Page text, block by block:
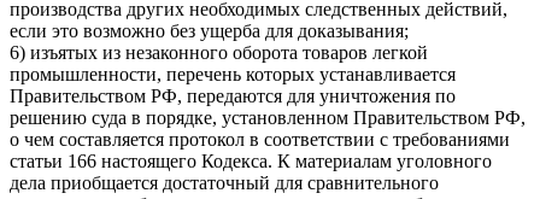
производства других необходимых следственных действий,
если это возможно без ущерба для доказывания;
6) изъятых из незаконного оборота товаров легкой
промышленности, перечень которых устанавливается
Правительством РФ, передаются для уничтожения по
решению суда в порядке, установленном Правительством РФ,
о чем составляется протокол в соответствии с требованиями
статьи 166 настоящего Кодекса. К материалам уголовного
дела приобщается достаточный для сравнительного